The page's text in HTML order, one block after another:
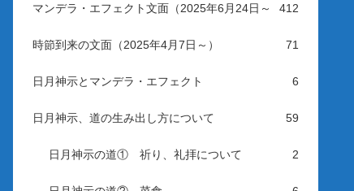
マンデラ・エフェクト文面（2025年6月24日～ 412
時節到来の文面（2025年4月7日～） 71
日月神示とマンデラ・エフェクト 6
日月神示、道の生み出し方について 59
日月神示の道① 祈り、礼拝について 2